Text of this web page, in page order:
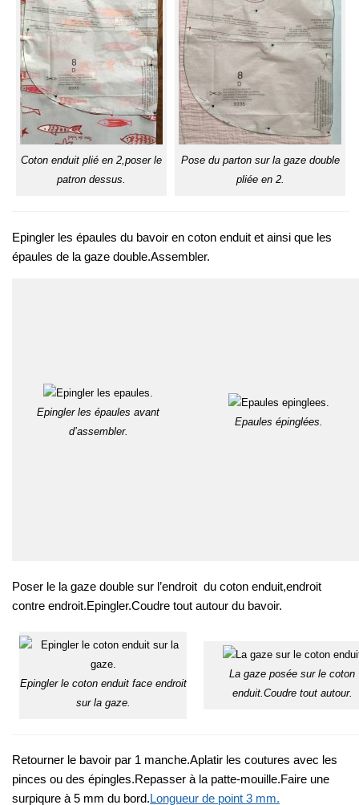
Coton enduit plié en 2,poser le
patron dessus.
Pose du parton sur la gaze double
pliée en 2.
Epingler les épaules du bavoir en coton enduit et ainsi que les
épaules de la gaze double.Assembler.
Epingler les épaules avant
d’assembler.
Epaules épinglées.
Poser le la gaze double sur l’endroit du coton enduit,endroit
contre endroit.Epingler.Coudre tout autour du bavoir.
Epingler le coton enduit face endroit
sur la gaze.
La gaze posée sur le coton
enduit.Coudre tout autour.
Retourner le bavoir par 1 manche.Aplatir les coutures avec les
pinces ou des épingles.Repasser à la patte-mouille.Faire une
surpiqure à 5 mm du bord.Longueur de point 3 mm.